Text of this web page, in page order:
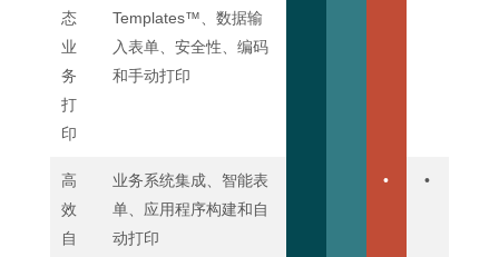
态
业
务
打
印
Templates™、数据输
入表单、安全性、编码
和手动打印
高
效
自
业务系统集成、智能表
单、应用程序构建和自
动打印
• •